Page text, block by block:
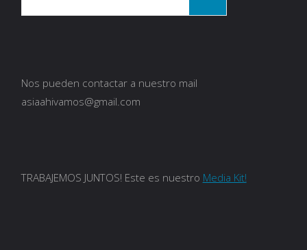
Nos pueden contactar a nuestro mail
asiaahivamos@gmail.com
TRABAJEMOS JUNTOS! Este es nuestro Media Kit!